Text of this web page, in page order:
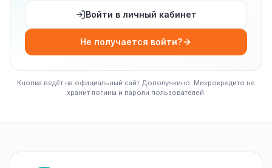
Войти в личный кабинет
Не получается войти?
Кнопка ведёт на официальный сайт Дополучкино. Микрокредито не
хранит логины и пароли пользователей.